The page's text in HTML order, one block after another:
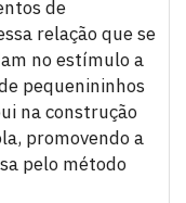
de
relação que se
no estímulo a
pequenininhos
na construção
promovendo a
pelo método